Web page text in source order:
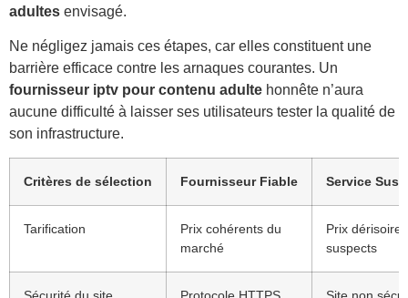
adultes envisagé.
Ne négligez jamais ces étapes, car elles constituent une
barrière efficace contre les arnaques courantes. Un
fournisseur iptv pour contenu adulte honnête n’aura
aucune difficulté à laisser ses utilisateurs tester la qualité de
son infrastructure.
Critères de sélection Fournisseur Fiable Service
Tarification
Prix cohérents du
marché
Prix
suspects